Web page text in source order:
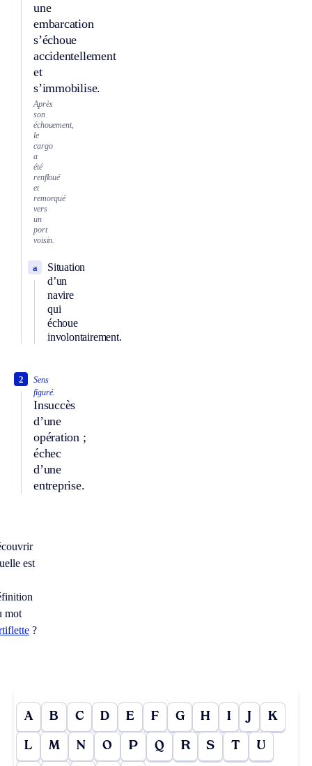
une
embarcation
s’échoue
accidentellement
et
s’immobilise.
Après
son
échouement,
le
cargo
a
été
renfloué
et
remorqué
vers
un
port
voisin.
Situation
d’un
navire
qui
échoue
involontairement.
a
Sens
figuré.
Insuccès
d’une
opération ;
échec
d’une
entreprise.
2
est
mot
?
A B C D E F G H I J K
L M N O P Q R S T U